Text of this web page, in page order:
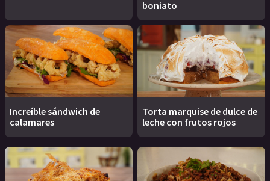
boniato
Increíble sándwich de
calamares
Torta marquise de dulce de
leche con frutos rojos